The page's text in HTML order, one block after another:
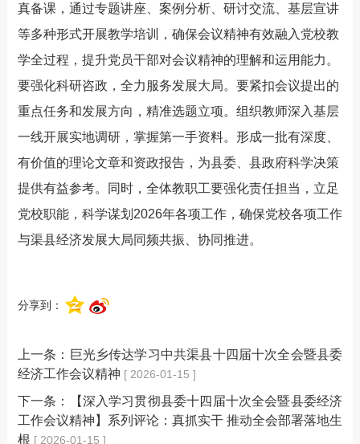
真备课，通过专题讲座、案例分析、研讨交流、基层宣讲
等多种形式开展教学培训，确保会议精神有效融入党校教
学全过程，提升党员干部对会议精神的理解和运用能力。
要强化科研咨政，全力服务发展大局。 要紧扣会议提出的
重点任务和发展方向，精准选题立项。组织教师深入基层
一线开展实地调研，掌握第一手资料。形成一批有深度、
有价值的理论文章和资政报告，为县委、县政府科学决策
提供有益参考。同时，全体教职工要强化责任担当，立足
党校职能，科学谋划 2026年各项工作，确保党校各项工作
与渠县经济发展大局同频共振、协同推进。
分享到：
上一条： 巨光乡传达学习中共渠县十四届十次全会暨县委
经济工作会议精神 [ 2026-01-15 ]
下一条：
【深入学习贯彻县委十四届十次全会暨县委经济
工作会议精神】系列评论：真抓实干 推动全会部署落地生
根 [ 2026-01-15 ]